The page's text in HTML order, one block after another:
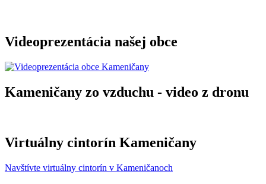
Videoprezentácia našej obce
Kameničany zo vzduchu - video z dronu
Virtuálny cintorín Kameničany
Navštívte virtuálny cintorín v Kameničanoch